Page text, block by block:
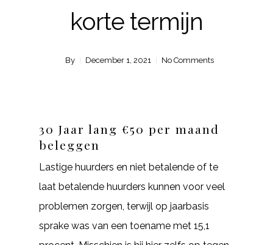
korte termijn
By December 1, 2021 No Comments
30 Jaar lang €50 per maand
beleggen
Lastige huurders en niet betalende of te
laat betalende huurders kunnen voor veel
problemen zorgen, terwijl op jaarbasis
sprake was van een toename met 15,1